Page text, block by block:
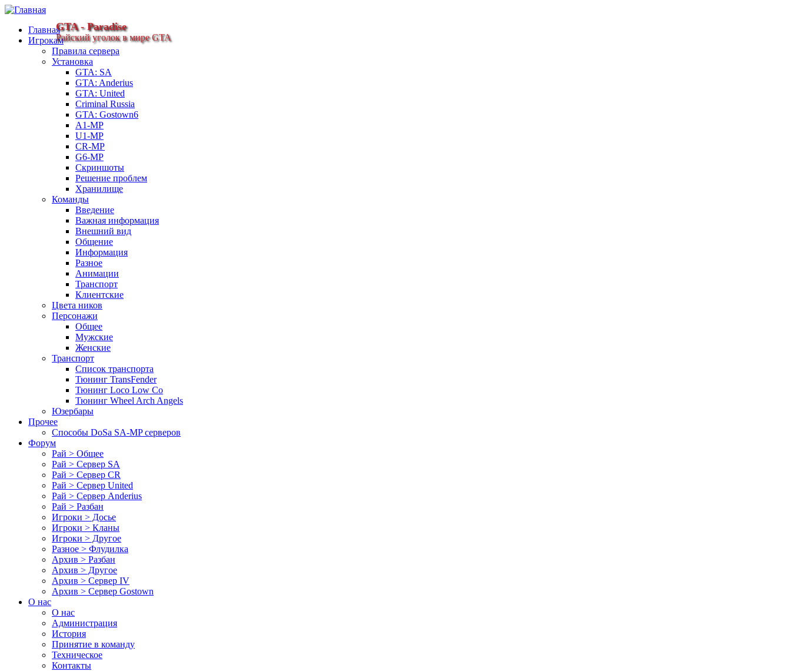
GTA - Paradise
Райский уголок в мире GTA
Главная
Игрокам
Правила сервера
Установка
GTA: SA
GTA: Anderius
GTA: United
Criminal Russia
GTA: Gostown6
A1-MP
U1-MP
CR-MP
G6-MP
Скриншоты
Решение проблем
Хранилище
Команды
Введение
Важная информация
Внешний вид
Общение
Информация
Разное
Анимации
Транспорт
Клиентские
Цвета ников
Персонажи
Общее
Мужские
Женские
Транспорт
Список транспорта
Тюнинг TransFender
Тюнинг Loco Low Co
Тюнинг Wheel Arch Angels
Юзербары
Прочее
Cпособы DoSа SA-MP серверов
Форум
Рай > Общее
Рай > Сервер SA
Рай > Сервер CR
Рай > Сервер United
Рай > Сервер Anderius
Рай > Разбан
Игроки > Досье
Игроки > Кланы
Игроки > Другое
Разное > Флудилка
Архив > Разбан
Архив > Другое
Архив > Сервер IV
Архив > Сервер Gostown
О нас
О нас
Администрация
История
Принятие в команду
Техническое
Контакты